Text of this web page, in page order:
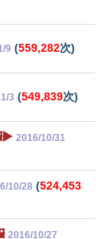
9 (559,282次)
3 (549,839次)
2016/10/31
10/28 (524,453
2016/10/27